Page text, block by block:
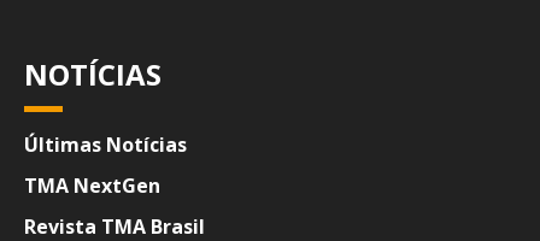
NOTÍCIAS
Últimas Notícias
TMA NextGen
Revista TMA Brasil